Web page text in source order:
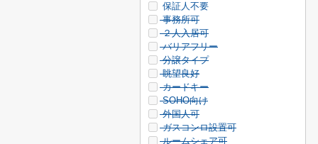
保証人不要
事務所可
２人入居可
バリアフリー
分譲タイプ
眺望良好
カードキー
SOHO向け
外国人可
ガスコンロ設置可
ルームシェア可